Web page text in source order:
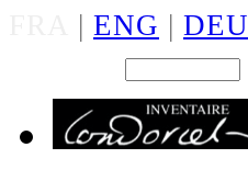
| ENG | DEU